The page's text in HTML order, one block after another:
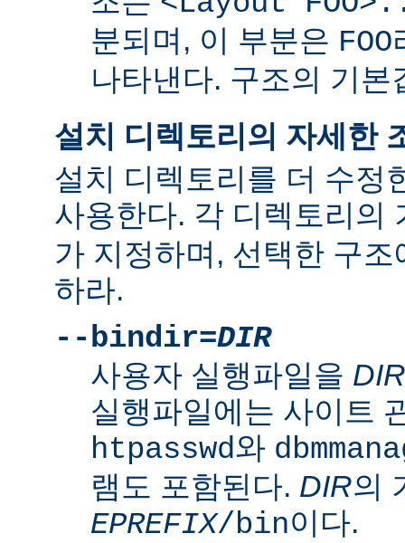
분되며, 이 부분은 FOO
나타낸다. 구조의 기
설치 디렉토리의 자세한
설치 디렉토리를 더 수정
사용한다. 각 디렉토리의
가 지정하며, 선택한 구
하라.
--bindir=DIR
사용자 실행파일을 DIR
실행파일에는 사이트
htpasswd와
램도 포함된다. DIR의
EPREFIX/bin이다.